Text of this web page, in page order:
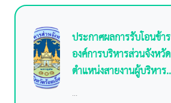
ประกาศผลการรับโอนข้า
องค์การบริหารส่วนจังหวัด
ตำแหน่งสายงานผู้บริหาร
...